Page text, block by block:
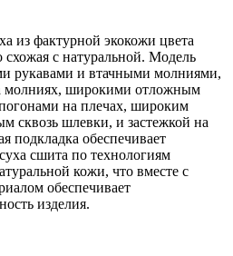
из фактурной экокожи цвета
с натуральной. Модель
рукавами и втачными молниями,
молниях, широкими отложным
на плечах, широким
сквозь шлевки, и застежкой на
обеспечивает
сшита по технологиям
кожи, что вместе с
обеспечивает
изделия.